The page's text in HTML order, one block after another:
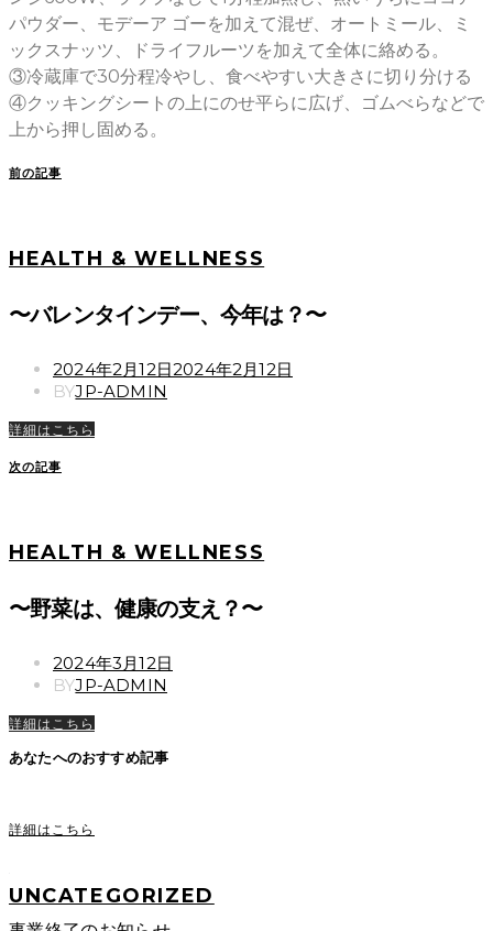
パウダー、モデーア ゴーを加えて混ぜ、オートミール、ミ
ックスナッツ、ドライフルーツを加えて全体に絡める。
③冷蔵庫で30分程冷やし、食べやすい大きさに切り分ける
④クッキングシートの上にのせ平らに広げ、ゴムべらなどで
上から押し固める。
前の記事
HEALTH & WELLNESS
〜バレンタインデー、今年は？〜
POSTED
ON
2024年2月12日2024年2月12日
BYJP-ADMIN
詳細はこちら
次の記事
HEALTH & WELLNESS
〜野菜は、健康の支え？〜
POSTED
ON
2024年3月12日
BYJP-ADMIN
詳細はこちら
あなたへのおすすめ記事
詳細はこちら
UNCATEGORIZED